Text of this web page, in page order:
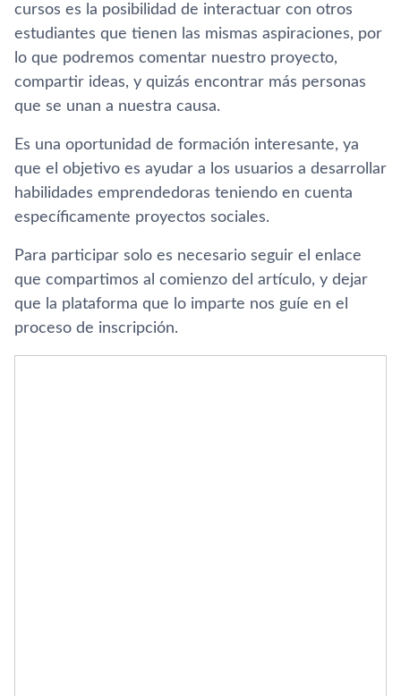
cursos es la posibilidad de interactuar con otros
estudiantes que tienen las mismas aspiraciones, por
lo que podremos comentar nuestro proyecto,
compartir ideas, y quizás encontrar más personas
que se unan a nuestra causa.
Es una oportunidad de formación interesante, ya
que el objetivo es ayudar a los usuarios a desarrollar
habilidades emprendedoras teniendo en cuenta
especí­ficamente proyectos sociales.
Para participar solo es necesario seguir el enlace
que compartimos al comienzo del artí­culo, y dejar
que la plataforma que lo imparte nos guí­e en el
proceso de inscripción.